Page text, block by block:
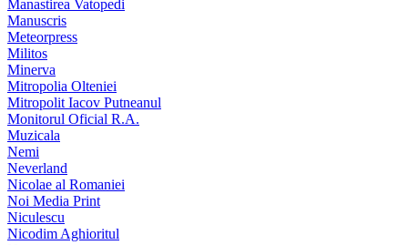
Manastirea Vatopedi
Manuscris
Meteorpress
Militos
Minerva
Mitropolia Olteniei
Mitropolit Iacov Putneanul
Monitorul Oficial R.A.
Muzicala
Nemi
Neverland
Nicolae al Romaniei
Noi Media Print
Niculescu
Nicodim Aghioritul